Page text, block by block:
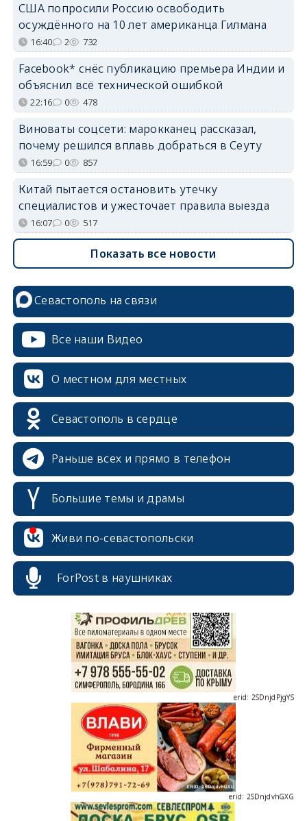
США попросили Россию освободить
осуждённого на 10 лет американца Гилмана
16:40 2 732
Facebook* снёс публикацию премьера Индии и
объяснил всё технической ошибкой
22:16 0 478
Виноваты соцсети: марокканец рассказал,
почему решился вплавь добраться в Сеуту
16:59 0 857
Китай пытается остановить утечку
специалистов и ужесточает правила выезда
16:07 0 517
Показать все новости
Севастополь на связи
Все наши Видео
О местном для местных
Севастополь в сердце
Раньше всех и прямо в телефон
Большие темы и драмы
Живи по-севастопольски
ForPost в наушниках
erid: 2SDnjdPjgYS
erid: 2SDnjdvhGXG